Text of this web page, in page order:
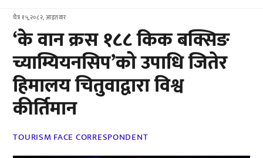
चैत्र १५,२०८२, आइतवार
‘के वान क्रस १८८ किक बक्सिङ
च्याम्यियनसिप’को उपाधि जितेर
हिमालय चितुवाद्वारा विश्व
कीर्तिमान
TOURISM FACE CORRESPONDENT